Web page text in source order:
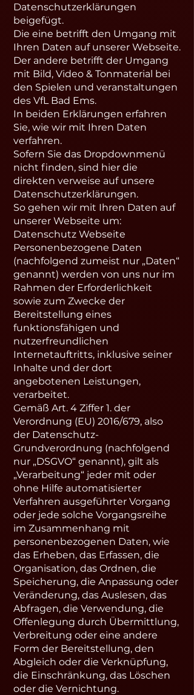
Datenschutzerklärungen
beigefügt.
Die eine betrifft den Umgang mit
Ihren Daten auf unserer Webseite.
Der andere betrifft der Umgang
mit Bild, Video & Tonmaterial bei
den Spielen und veranstaltungen
des VfL Bad Ems.
In beiden Erklärungen erfahren
Sie, wie wir mit Ihren Daten
verfahren.
Sofern Sie das Dropdownmenü
nicht finden, sind hier die
direkten verweise auf unsere
Datenschutzerklärungen.
So gehen wir mit Ihren Daten auf
unserer Webseite um:
Datenschutz Webseite
Personenbezogene Daten
(nachfolgend zumeist nur „Daten“
genannt) werden von uns nur im
Rahmen der Erforderlichkeit
sowie zum Zwecke der
Bereitstellung eines
funktionsfähigen und
nutzerfreundlichen
Internetauftritts, inklusive seiner
Inhalte und der dort
angebotenen Leistungen,
verarbeitet.
Gemäß Art. 4 Ziffer 1. der
Verordnung (EU) 2016/679, also
der Datenschutz-
Grundverordnung (nachfolgend
nur „DSGVO“ genannt), gilt als
„Verarbeitung“ jeder mit oder
ohne Hilfe automatisierter
Verfahren ausgeführter Vorgang
oder jede solche Vorgangsreihe
im Zusammenhang mit
personenbezogenen Daten, wie
das Erheben, das Erfassen, die
Organisation, das Ordnen, die
Speicherung, die Anpassung oder
Veränderung, das Auslesen, das
Abfragen, die Verwendung, die
Offenlegung durch Übermittlung,
Verbreitung oder eine andere
Form der Bereitstellung, den
Abgleich oder die Verknüpfung,
die Einschränkung, das Löschen
oder die Vernichtung.